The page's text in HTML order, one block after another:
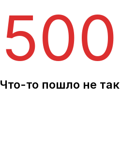
500
Что-то пошло не так